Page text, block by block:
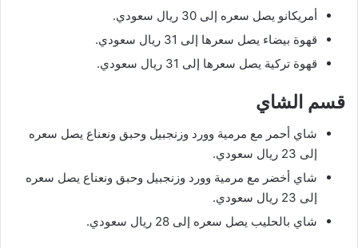
أمريكانو يصل سعره إلى 30 ريال سعودي.
قهوة بيضاء يصل سعرها إلى 31 ريال سعودي.
قهوة تركية يصل سعرها إلى 31 ريال سعودي.
قسم الشاي
شاي أحمر مع مرمية وورد وزنجبيل وحبق ونعناع يصل سعره
إلى 23 ريال سعودي.
شاي أخضر مع مرمية وورد وزنجبيل وحبق ونعناع يصل سعره
إلى 23 ريال سعودي.
شاي بالحليب يصل سعره إلى 28 ريال سعودي.